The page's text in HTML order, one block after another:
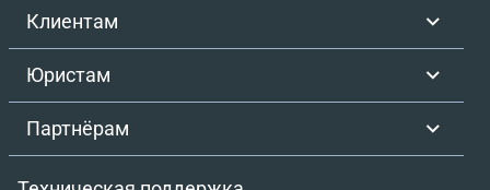
Клиентам
Юристам
Партнёрам